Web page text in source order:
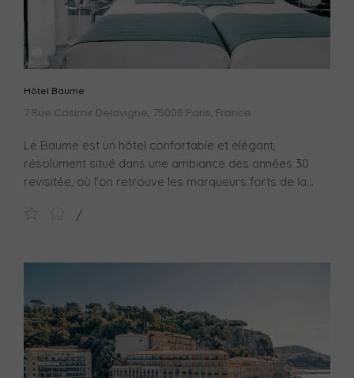
Hôtel Baume
7 Rue Casimir Delavigne, 75006 Paris, France
Le Baume est un hôtel confortable et élégant,
résolument situé dans une ambiance des années 30
revisitée, où l'on retrouve les marqueurs forts de la...